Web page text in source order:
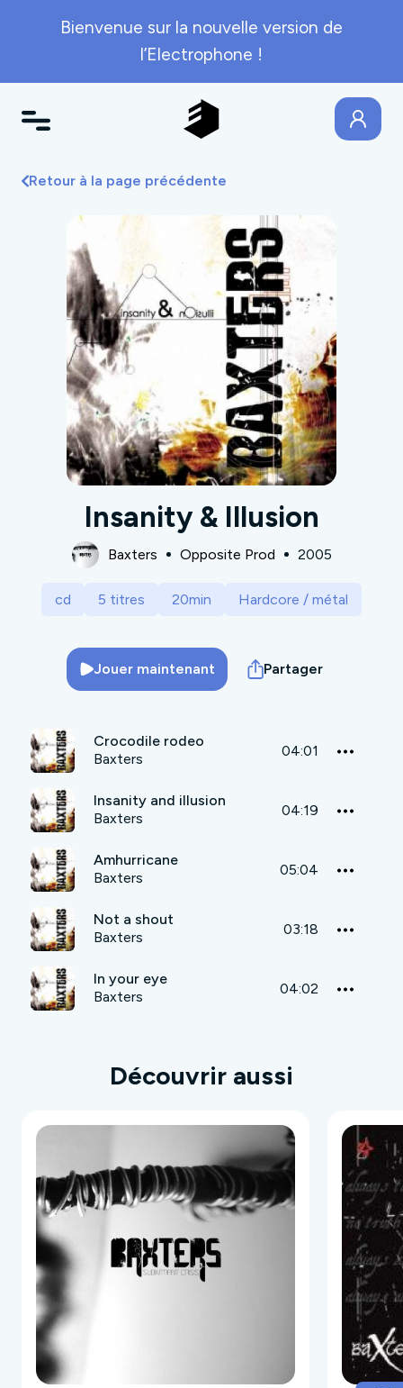
Bienvenue sur la nouvelle version de
l’Electrophone !
Retour à la page précédente
Insanity & Illusion
Baxters Opposite Prod 2005
cd 5 titres 20min Hardcore / métal
Jouer maintenant Partager
Crocodile rodeo
Baxters
04:01
Insanity and illusion
Baxters
04:19
Amhurricane
Baxters
05:04
Not a shout
Baxters
03:18
In your eye
Baxters
04:02
Découvrir aussi